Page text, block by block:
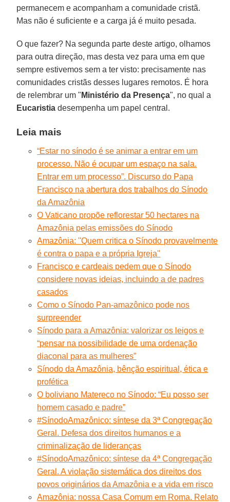
permanecem e acompanham a comunidade cristã.
Mas não é suficiente e a carga já é muito pesada.
O que fazer? Na segunda parte deste artigo, olhamos
para outra direção, mas desta vez para uma em que
sempre estivemos sem a ter visto: precisamente nas
comunidades cristãs desses lugares remotos. É hora
de relembrar um " Ministério da Presença", no qual a
Eucaristia desempenha um papel central.
Leia mais
“Estar no sínodo é se animar a entrar em um
processo. Não é ocupar um espaço na sala.
Entrar em um processo”. Discurso do Papa
Francisco na abertura dos trabalhos do Sínodo
da Amazônia
O Vaticano propõe reflorestar 50 hectares na
Amazônia pelas emissões do Sínodo
Amazônia: ''Quem critica o Sínodo provavelmente
é contra o papa e a própria Igreja''
Francisco e cardeais pedem que o Sínodo
considere novas ideias, incluindo a de padres
casados
Como o Sínodo Pan-amazônico pode nos
surpreender
Sínodo para a Amazônia: valorizar os leigos e
“pensar na possibilidade de uma ordenação
diaconal para as mulheres”
Sínodo da Amazônia, bênção espiritual, ética e
profética
O boliviano Matereco no Sínodo: “Eu posso ser
homem casado e padre”
#SínodoAmazônico: síntese da 3ª Congregação
Geral. Defesa dos direitos humanos e a
criminalização de lideranças
#SínodoAmazônico: síntese da 4ª Congregação
Geral. A violação sistemática dos direitos dos
povos originários da Amazônia e a vida em risco
Amazônia: nossa Casa Comum em Roma. Relato